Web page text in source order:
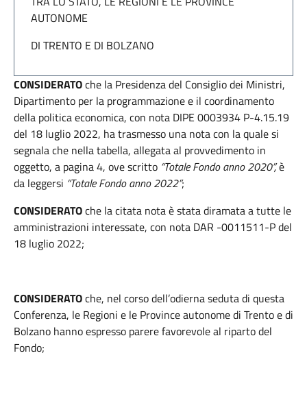
AUTONOME
DI TRENTO E DI BOLZANO
CONSIDERATOche la Presidenza del Consiglio dei Ministri,
Dipartimento per la programmazione e il coordinamento
della politica economica, con nota DIPE 0003934 P-4.15.19
del 18 luglio 2022, ha trasmesso una nota con la quale si
segnala che nella tabella, allegata al provvedimento in
oggetto, a pagina 4, ove scritto “Totale Fondo anno 2020”,è
da leggersi “Totale Fondo anno 2022”;
CONSIDERATOche la citata nota è stata diramata a tutte le
amministrazioni interessate, con nota DAR -0011511-P del
18 luglio 2022;
CONSIDERATOche, nel corso dell’odierna seduta di questa
Conferenza, le Regioni e le Province autonome di Trento e di
Bolzano hanno espresso parere favorevole al riparto del
Fondo;